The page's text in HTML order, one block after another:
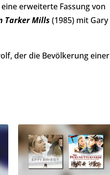
erweiterte Fassung von
Tarker Mills (1985) mit Gary
der die Bevölkerung einer